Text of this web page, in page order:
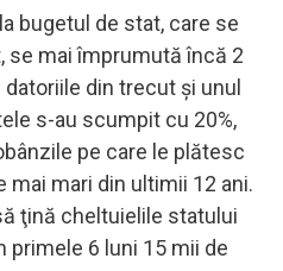
bugetul de stat, care se
se mai împrumută încă 2
din trecut şi unul
s-au scumpit cu 20%,
pe care le plătesc
mai mari din ultimii 12 ani.
ţină cheltuielile statului
primele 6 luni 15 mii de